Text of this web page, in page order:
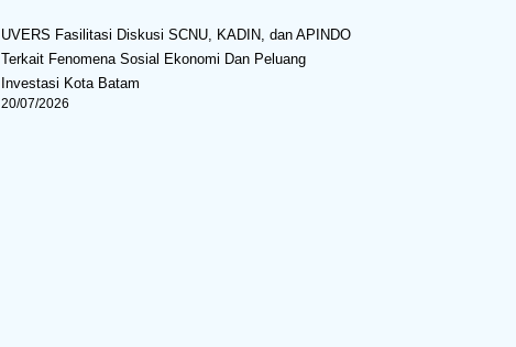
UVERS Fasilitasi Diskusi SCNU, KADIN, dan APINDO
Terkait Fenomena Sosial Ekonomi Dan Peluang
Investasi Kota Batam
20/07/2026